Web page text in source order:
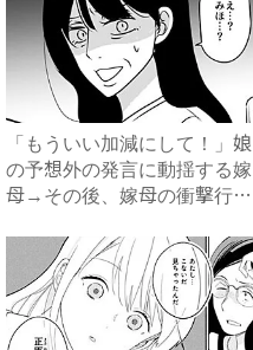
「もういい加減にして！」娘
の予想外の発言に動揺する嫁
母→その後、嫁母の衝撃行動